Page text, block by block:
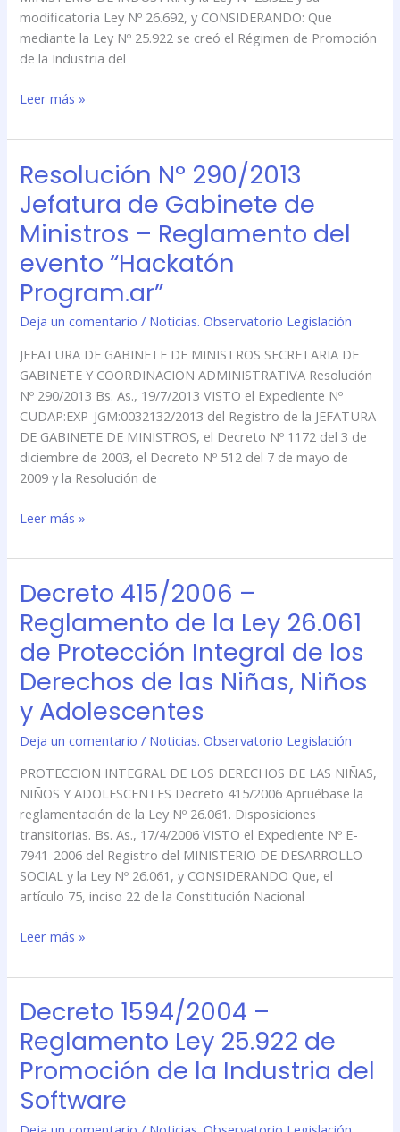
modificatoria Ley Nº 26.692, y CONSIDERANDO: Que
mediante la Ley Nº 25.922 se creó el Régimen de Promoción
de la Industria del
del
Software
Leer más »
Resolución Nº 290/2013
Jefatura de Gabinete de
Ministros – Reglamento del
evento “Hackatón
Program.ar”
Deja un comentario / Noticias. Observatorio Legislación
JEFATURA DE GABINETE DE MINISTROS SECRETARIA DE
GABINETE Y COORDINACION ADMINISTRATIVA Resolución
Nº 290/2013 Bs. As., 19/7/2013 VISTO el Expediente Nº
CUDAP:EXP-JGM:0032132/2013 del Registro de la JEFATURA
DE GABINETE DE MINISTROS, el Decreto Nº 1172 del 3 de
diciembre de 2003, el Decreto Nº 512 del 7 de mayo de
2009 y la Resolución de
Resolución
Nº
290/2013
Jefatura
Gabinete
de
Ministros
Reglamento
del
evento
“Hackatón
Program.ar”
Leer más »
Decreto 415/2006 –
Reglamento de la Ley 26.061
de Protección Integral de los
Derechos de las Niñas, Niños
y Adolescentes
Deja un comentario / Noticias. Observatorio Legislación
PROTECCION INTEGRAL DE LOS DERECHOS DE LAS NIÑAS,
NIÑOS Y ADOLESCENTES Decreto 415/2006 Apruébase la
reglamentación de la Ley Nº 26.061. Disposiciones
transitorias. Bs. As., 17/4/2006 VISTO el Expediente Nº E-
7941-2006 del Registro del MINISTERIO DE DESARROLLO
SOCIAL y la Ley Nº 26.061, y CONSIDERANDO Que, el
artículo 75, inciso 22 de la Constitución Nacional
Decreto
–
Reglamento
de
la
Ley
26.061
Protección
Integral
de
los
Derechos
de
las
Niños
Adolescentes
Leer más »
Decreto 1594/2004 –
Reglamento Ley 25.922 de
Promoción de la Industria del
Software
Decreto
–
Reglamento
Ley
25.922